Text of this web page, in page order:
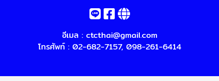
อีเมล : ctcthai@gmail.com
โทรศัพท์ : 02-682-7157, 098-261-6414